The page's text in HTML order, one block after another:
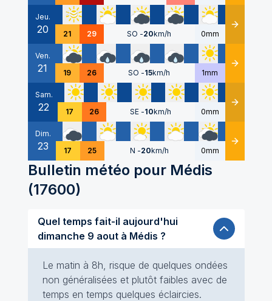
Jeu.
20 21 29 SO -20km/h 0mm Détails
Ven.
21 19 26 SO -15km/h 1mm Détails
Sam.
22 17 26 SE -10km/h 0mm Détails
Dim.
23 17 25 N -20km/h 0mm Détails
Bulletin météo pour Médis
(17600)
Quel temps fait-il aujourd'hui
dimanche 9 aout à Médis ?
Le matin à 8h, risque de quelques ondées
non généralisées et plutôt faibles avec de
temps en temps quelques éclaircies.